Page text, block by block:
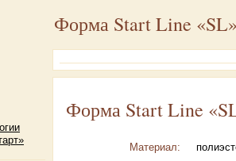
Форма Start Line
Форма Start Line
Материал: